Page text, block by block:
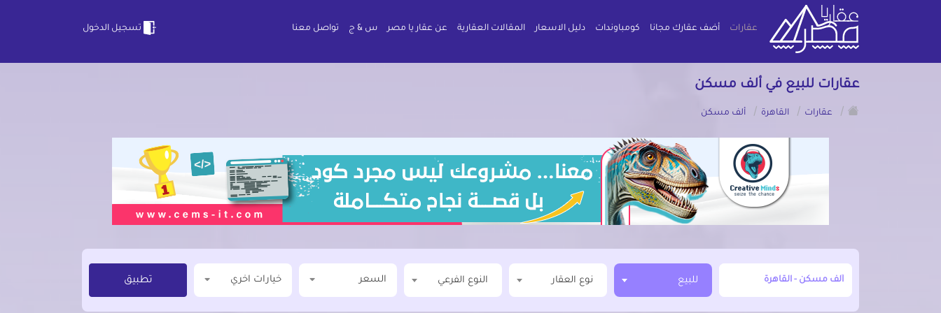
عقارات أضف عقارك مجانا كومباوندات دليل الاسعار المقالات العقارية عن عقار يا مصر س & ج تواصل معنا تسجيل الدخول
عقارات للبيع في ألف مسكن
/
عقارات / القاهرة / ألف مسكن
للبيع نوع العقار النوع الفرعي السعر خيارات اخري تطبيق